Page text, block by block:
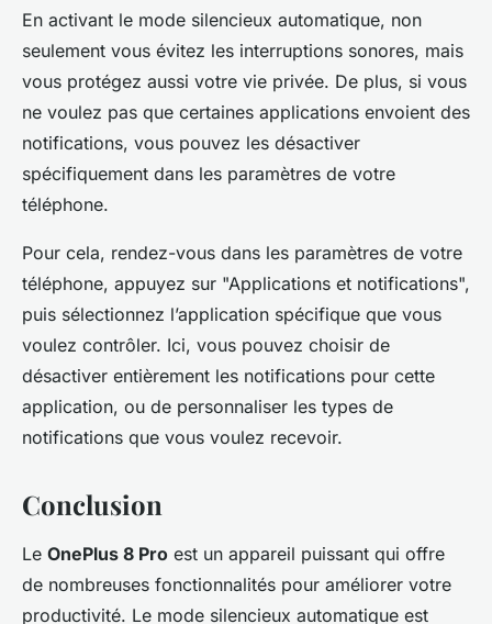
En activant le mode silencieux automatique, non
seulement vous évitez les interruptions sonores, mais
vous protégez aussi votre vie privée. De plus, si vous
ne voulez pas que certaines applications envoient des
notifications, vous pouvez les désactiver
spécifiquement dans les paramètres de votre
téléphone.
Pour cela, rendez-vous dans les paramètres de votre
téléphone, appuyez sur "Applications et notifications",
puis sélectionnez l’application spécifique que vous
voulez contrôler. Ici, vous pouvez choisir de
désactiver entièrement les notifications pour cette
application, ou de personnaliser les types de
notifications que vous voulez recevoir.
Conclusion
Le OnePlus 8 Pro est un appareil puissant qui offre
de nombreuses fonctionnalités pour améliorer votre
productivité. Le mode silencieux automatique est